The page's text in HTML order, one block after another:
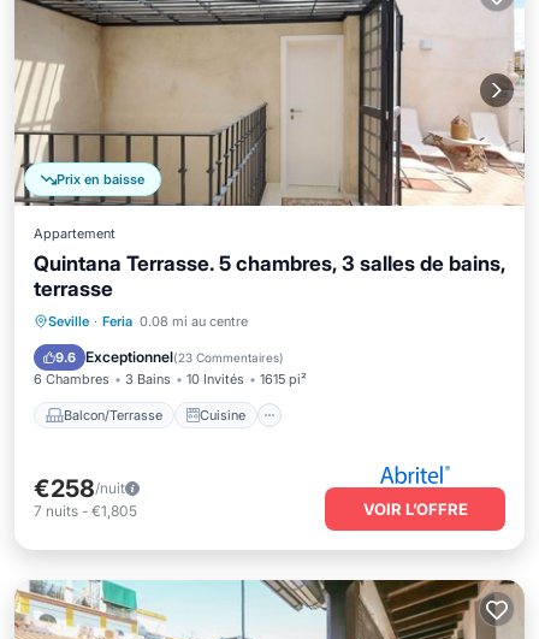
Prix en baisse
Appartement
Quintana Terrasse. 5 chambres, 3 salles de bains,
terrasse
Seville · Feria 0.08 mi au centre
9.6 Exceptionnel(23 Commentaires)
6 Chambres 3 Bains 10 Invités 1615 pi²
Balcon/Terrasse Cuisine
Balcon/Terrasse
Climatisation
Internet
€258/nuit
7 nuits - €1,805 VOIR L’OFFRE